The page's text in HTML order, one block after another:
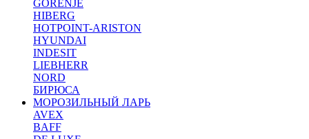
GORENJE
HIBERG
HOTPOINT-ARISTON
HYUNDAI
INDESIT
LIEBHERR
NORD
БИРЮСА
МОРОЗИЛЬНЫЙ ЛАРЬ
AVEX
BAFF